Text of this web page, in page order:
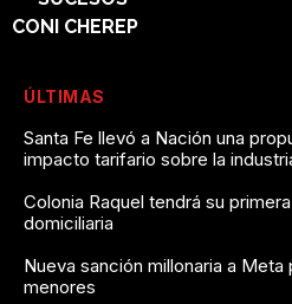
CONI CHEREP
ÚLTIMAS
Santa Fe llevó a Nación una
impacto tarifario sobre la
Colonia Raquel tendrá su
domiciliaria
Nueva sanción millonaria a
menores